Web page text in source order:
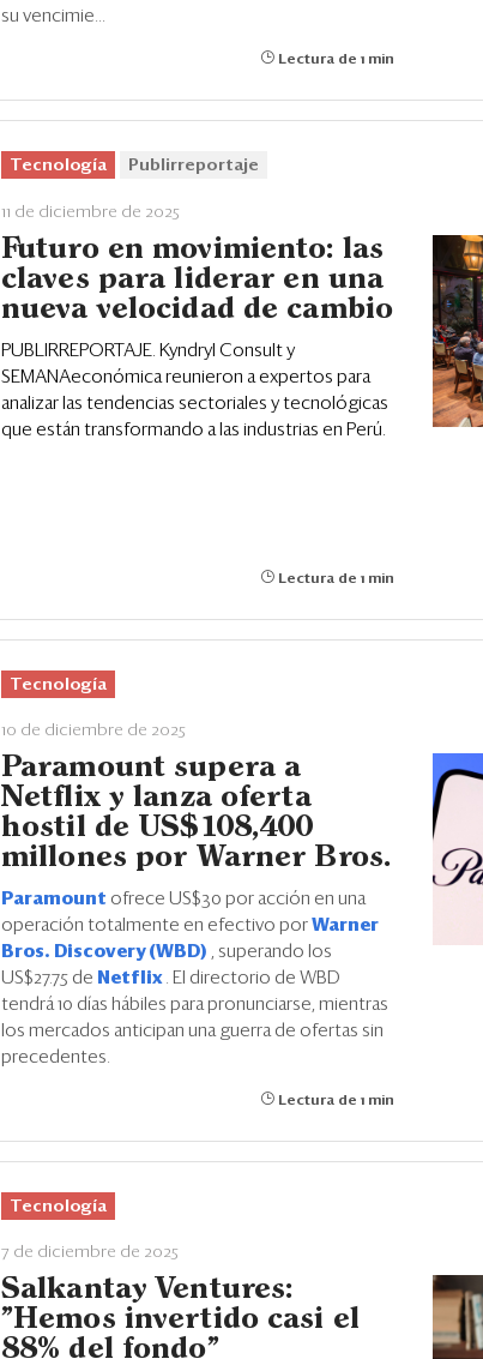
su vencimie...
Lectura de 1 min
Tecnología Publirreportaje
11 de diciembre de 2025
Futuro en movimiento: las
claves para liderar en una
nueva velocidad de cambio
PUBLIRREPORTAJE. Kyndryl Consult y
SEMANAeconómica reunieron a expertos para
analizar las tendencias sectoriales y tecnológicas
que están transformando a las industrias en Perú.
Lectura de 1 min
Tecnología
10 de diciembre de 2025
Paramount supera a
Netflix y lanza oferta
hostil de US$108,400
millones por Warner Bros.
Paramount ofrece US$30 por acción en una
operación totalmente en efectivo por Warner
Bros. Discovery (WBD) , superando los
US$27.75 de Netflix . El directorio de WBD
tendrá 10 días hábiles para pronunciarse, mientras
los mercados anticipan una guerra de ofertas sin
precedentes.
Lectura de 1 min
Tecnología
7 de diciembre de 2025
Salkantay Ventures:
"Hemos invertido casi el
88% del fondo"